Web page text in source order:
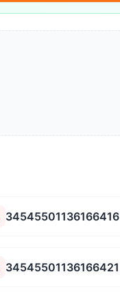
34545501136166416
34545501136166421